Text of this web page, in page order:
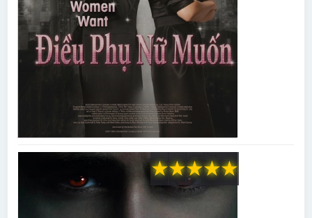
★
★
★
★
★